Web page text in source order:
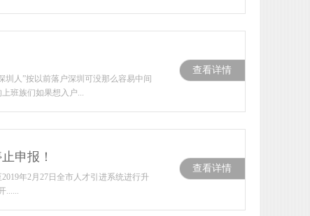
人”按以前落户深圳可没那么容易中间
班族们如果想入户...
查看详情
申报！
年2月27日全市人才引进系统进行升
......
查看详情